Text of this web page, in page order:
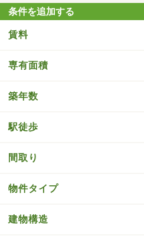
条件を追加する
賃料
専有面積
築年数
駅徒歩
間取り
物件タイプ
建物構造